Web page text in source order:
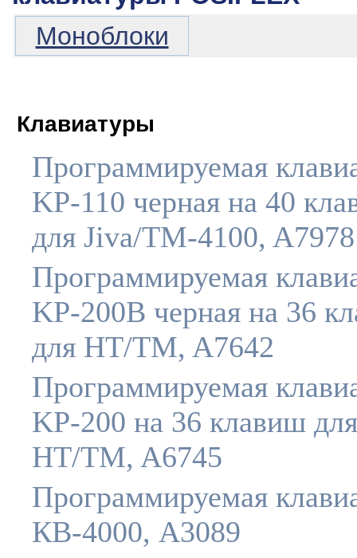
Моноблоки
Клавиатуры
Программируемая
KP-110 черная на 40
для Jiva/TM-4100, A7978
Программируемая
KP-200B черная на 36
для HT/TM, A7642
Программируемая
KP-200 на 36 клавиш для
HT/TM, A6745
Программируемая
КВ-4000, A3089